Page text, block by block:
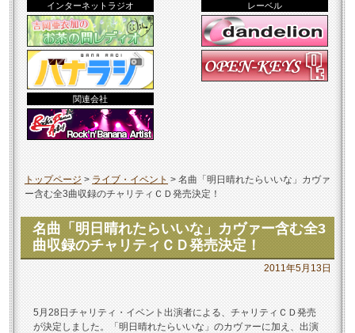
トップページ>ライブ・イベント>名曲「明日晴れたらいいな」カヴァ
ー含む全3曲収録のチャリティＣＤ発売決定！
名曲「明日晴れたらいいな」カヴァー含む全3
曲収録のチャリティＣＤ発売決定！
2011年5月13日
5月28日チャリティ・イベント出演者による、チャリティＣＤ発売
が決定しました。「明日晴れたらいいな」のカヴァーに加え、出演
インターネットラジオ レーベル
関連会社